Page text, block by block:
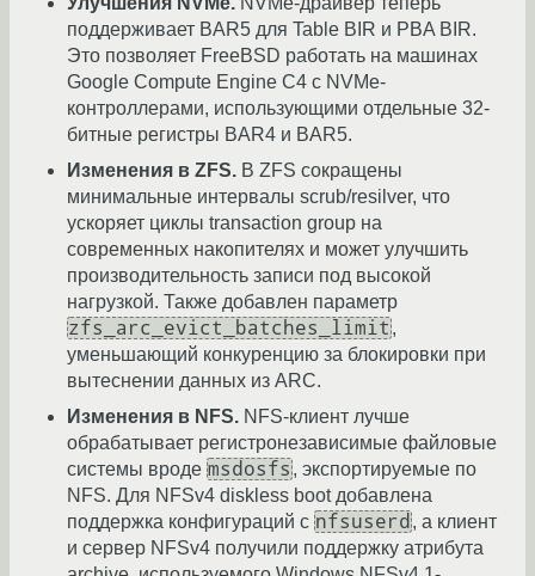
поддерживает BAR5 для Table BIR и PBA BIR.
Это позволяет FreeBSD работать на машинах
Google Compute Engine C4 с NVMe-
контроллерами, использующими отдельные 32-
битные регистры BAR4 и BAR5.
Изменения в ZFS. В ZFS сокращены
минимальные интервалы scrub/resilver, что
ускоряет циклы transaction group на
современных накопителях и может улучшить
производительность записи под высокой
нагрузкой. Также добавлен параметр
zfs_arc_evict_batches_limit ,
уменьшающий конкуренцию за блокировки при
вытеснении данных из ARC.
Изменения в NFS. NFS-клиент лучше
обрабатывает регистронезависимые файловые
системы вроде msdosfs , экспортируемые по
NFS. Для NFSv4 diskless boot добавлена
поддержка конфигураций с nfsuserd , а клиент
и сервер NFSv4 получили поддержку атрибута